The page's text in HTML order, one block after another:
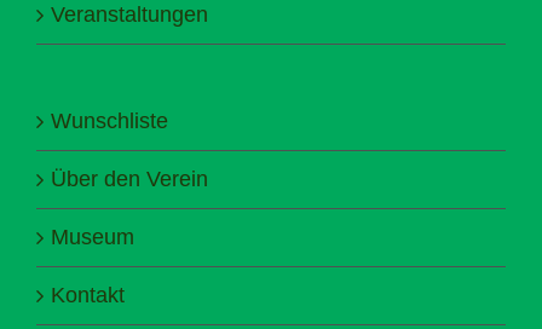
Veranstaltungen
Wunschliste
Über den Verein
Museum
Kontakt